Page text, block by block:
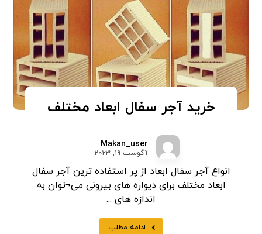
خرید آجر سفال ابعاد مختلف
Makan_user
آگوست ۱۹, ۲۰۲۳
انواع آجر سفال ابعاد از پر استفاده ترین آجر سفال
ابعاد مختلف برای دیواره های بیرونی می¬توان به
اندازه های ...
ادامه مطلب